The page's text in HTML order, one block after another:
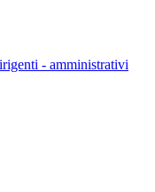
- amministrativi